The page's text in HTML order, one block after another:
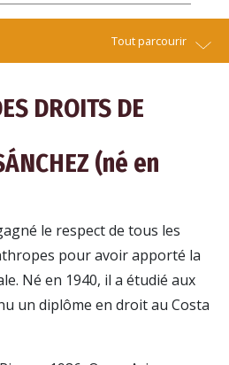
Tout parcourir
DROITS DE
(né en
le respect de tous les
pour avoir apporté la
Né en 1940, il a étudié aux
un diplôme en droit au Costa